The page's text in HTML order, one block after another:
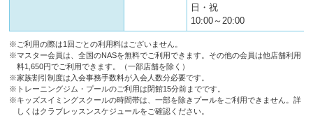
日・祝
10:00～20:00
※ご利用の際は1回ごとの利用料はございません。
※マスター会員は、全国のNASを無料でご利用できます。その他の会員は他店舗利用
料1,650円でご利用できます。（一部店舗を除く）
※家族割引制度は入会事務手数料が入会人数分必要です。
※トレーニングジム・プールのご利用は閉館15分前までです。
※キッズスイミングスクールの時間帯は、一部を除きプールをご利用できません。詳
しくはクラブレッスンスケジュールをご確認ください。